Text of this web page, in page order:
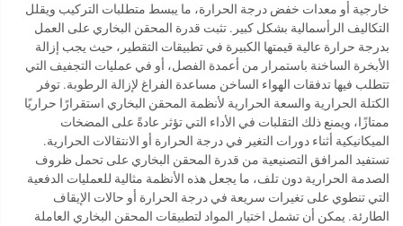
خارجية أو معدات خفض درجة الحرارة، ما يبسط متطلبات التركيب ويقلل
التكاليف الرأسمالية بشكل كبير. تثبت قدرة المحقن البخاري على العمل
بدرجة حرارة عالية قيمتها الكبيرة في تطبيقات التقطير، حيث يجب إزالة
الأبخرة الساخنة باستمرار من أعمدة الفصل، أو في عمليات التجفيف التي
تتطلب فيها تدفقات الهواء الساخن مساعدة الفراغ لإزالة الرطوبة. توفر
الكتلة الحرارية والسعة الحرارية لأنظمة المحقن البخاري استقرارًا حراريًا
ممتازًا، ويمنع ذلك التقلبات في الأداء التي تؤثر عادةً على المضخات
الميكانيكية أثناء دورات التغير في درجة الحرارة أو الانتقالات الحرارية.
تستفيد المرافق التصنيعية من قدرة المحقن البخاري على تحمل ظروف
الصدمة الحرارية دون تلف، ما يجعل هذه الأنظمة مثالية للعمليات الدفعية
التي تنطوي على تغيرات سريعة في درجة الحرارة أو حالات الإيقاف
الطارئة. يمكن أن تشمل اختيار المواد لتطبيقات المحقن البخاري العاملة